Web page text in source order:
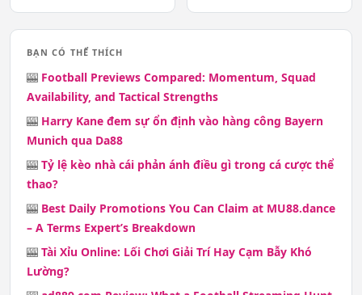
BẠN CÓ THỂ THÍCH
🎰 Football Previews Compared: Momentum, Squad
Availability, and Tactical Strengths
🎰 Harry Kane đem sự ổn định vào hàng công Bayern
Munich qua Da88
🎰 Tỷ lệ kèo nhà cái phản ánh điều gì trong cá cược thể
thao?
🎰 Best Daily Promotions You Can Claim at MU88.dance
– A Terms Expert’s Breakdown
🎰 Tài Xỉu Online: Lối Chơi Giải Trí Hay Cạm Bẫy Khó
Lường?